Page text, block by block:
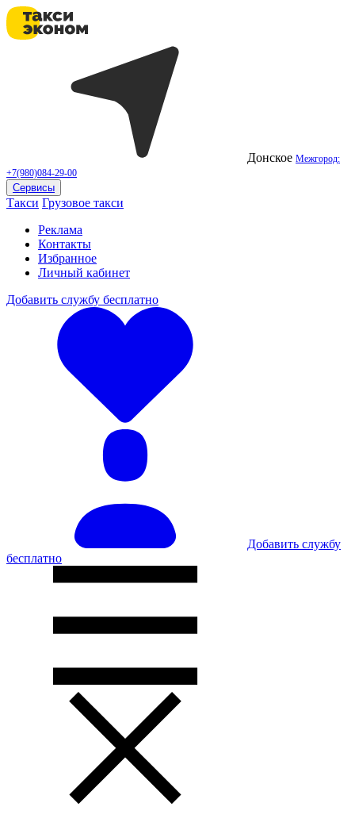
Донское Межгород:
+7(980)084-29-00
Сервисы
Такси Грузовое такси
Реклама
Контакты
Избранное
Личный кабинет
Добавить службу бесплатно
Добавить службу
бесплатно